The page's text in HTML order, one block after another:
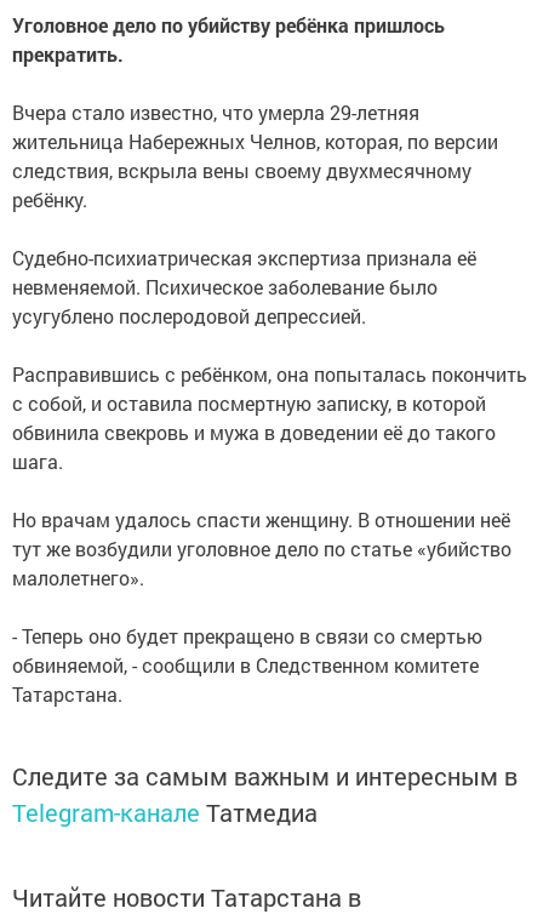
Уголовное дело по убийству ребёнка пришлось
прекратить.
Вчера стало известно, что умерла 29-летняя
жительница Набережных Челнов, которая, по версии
следствия, вскрыла вены своему двухмесячному
ребёнку.
Судебно-психиатрическая экспертиза признала её
невменяемой. Психическое заболевание было
усугублено послеродовой депрессией.
Расправившись с ребёнком, она попыталась покончить
с собой, и оставила посмертную записку, в которой
обвинила свекровь и мужа в доведении её до такого
шага.
Но врачам удалось спасти женщину. В отношении неё
тут же возбудили уголовное дело по статье «убийство
малолетнего».
- Теперь оно будет прекращено в связи со смертью
обвиняемой, - сообщили в Следственном комитете
Татарстана.
Следите за самым важным и интересным в
Telegram-канале Татмедиа
Читайте новости Татарстана в